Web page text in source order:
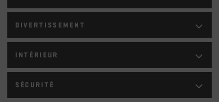
DIVERTISSEMENT
INTÉRIEUR
SÉCURITÉ